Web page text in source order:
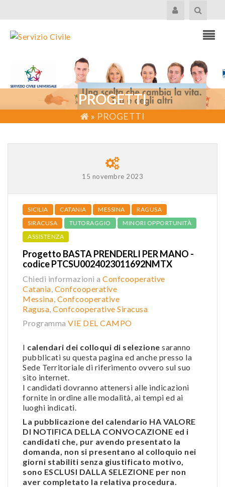
PROGETTI
» PROGETTI
15 novembre 2023
SICILIA CATANIA MESSINA
RAGUSA
SIRACUSA
TUTORAGGIO
MINORI OPPORTUNITÀ
ASSISTENZA
Progetto BASTA PRENDERLI PER MANO -
codice PTCSU0024023011692NMTX
Chiedi informazioni a Confcooperative
Catania, Confcooperative
Messina, Confcooperative
Ragusa, Confcooperative Siracusa
Programma VIE DEL CAMPO
I calendari dei colloqui di selezione saranno
pubblicati su questa pagina ed anche presso la
Sede Territoriale di riferimento ovvero sul suo
sito internet.
I candidati dovranno attenersi alle indicazioni
fornite in ordine alle modalità, ai tempi ed ai
luoghi indicati.
La pubblicazione del calendario HA VALORE
DI NOTIFICA DELLA CONVOCAZIONE ed i
candidati che, pur avendo presentato la
domanda, non si presentano al colloquio nei
giorni stabiliti senza giustificato motivo,
sono ESCLUSI DALLA SELEZIONE per non
aver completato la relativa procedura.